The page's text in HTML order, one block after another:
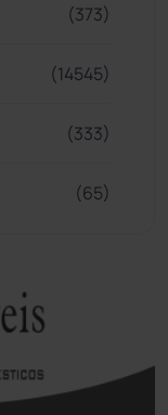
(373)
(14545)
(333)
(65)